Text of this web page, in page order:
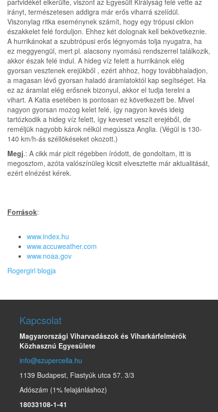
partvidékét elkerülte, viszont az Egyesült Királyság felé vette az
irányt, természetesen addigra már erős viharrá szelídül.
Viszonylag ritka eseménynek számít, hogy egy trópusi ciklon
északkelet felé forduljon. Ehhez két dolognak kell bekövetkeznie.
A hurrikánokat a szubtrópusi erős légnyomás tolja nyugatra, ha
ez meggyengül, mert pl. alacsony nyomású rendszerrel találkozik,
akkor észak felé indul. A hideg víz felett a hurrikánok elég
gyorsan vesztenek erejükből , ezért ahhoz, hogy továbbhaladjon,
a magasan lévő gyorsan haladó áramlatoktól kap segítséget. Ha
ez az áramlat elég erősnek bizonyul, akkor el tudja terelni a
vihart. A Katia esetében is pontosan ez következett be. Mivel
nagyon gyorsan mozog kelet felé, így nagyon kevés ideig
tartózkodik a hideg víz felett, így keveset veszít erejéből, de
reméljük nagyobb károk nélkül megússza Anglia. (Végül is 130-
140 km/h-ás széllökéseket okozott.)
Megj.: A cikk már picit régebben íródott, de gondoltam, itt is
megosztom, azóta valószínüleg kicsit elvesztette már aktualitását,
ezért elnézést kérek.
Források:
www.index.hu
www.accuweather.com
www.noaa.gov
Rogergirl blogja
Kapcsolat
Magyarországi Viharvadászok és Viharkárfelmérők
Közhasznú Egyesülete
info@szupercella.hu
1139 Budapest, Fiastyúk utca 57. 3/3
Adószám (1% felajánláshoz)
18033108-1-41